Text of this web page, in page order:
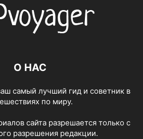
О НАС
самый лучший гид и советник в
по миру.
сайта разрешается только с
разрешения редакции.